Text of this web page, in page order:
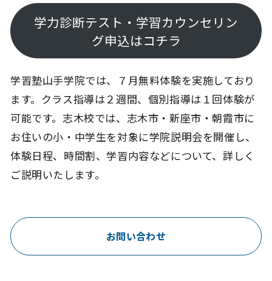
学力診断テスト・学習カウンセリン
グ申込はコチラ
学習塾山手学院では、７月無料体験を実施しており
ます。クラス指導は２週間、個別指導は１回体験が
可能です。志木校では、志木市・新座市・朝霞市に
お住いの小・中学生を対象に学院説明会を開催し、
体験日程、時間割、学習内容などについて、詳しく
ご説明いたします。
お問い合わせ